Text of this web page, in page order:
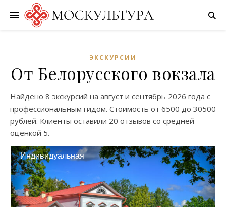
ЭКСКУРСИИ
От Белорусского вокзала
Найдено 8 экскурсий на август и сентябрь 2026 года с
профессиональным гидом. Стоимость от 6500 до 30500
рублей. Клиенты оставили 20 отзывов со средней
оценкой 5.
Индивидуальная